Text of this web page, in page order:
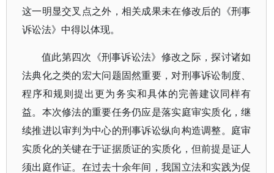
这一明显交叉点之外，相关成果未在修改后的《刑事
诉讼法》中得以体现。
值此第四次《刑事诉讼法》修改之际，探讨诸如
法典化之类的宏大问题固然重要，对刑事诉讼制度、
程序和规则提出更为务实和具体的完善建议同样有
益。本次修法的重要任务仍应是落实庭审实质化，继
续推进以审判为中心的刑事诉讼纵向构造调整。庭审
实质化的关键在于证据质证的实质化，但前提是证人
须出庭作证。在过去十余年间，我国立法和实践为促